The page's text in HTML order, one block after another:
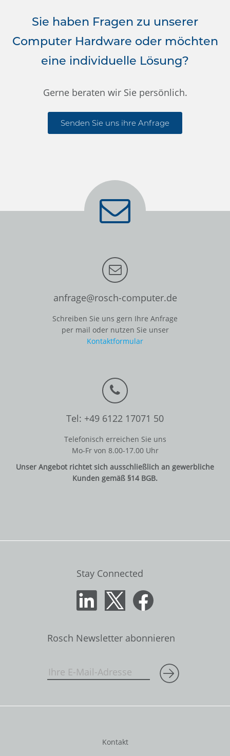
Sie haben Fragen zu unserer
Computer Hardware oder möchten
eine individuelle Lösung?
Gerne beraten wir Sie persönlich.
Senden Sie uns ihre Anfrage
anfrage@rosch-computer.de
Schreiben Sie uns gern Ihre Anfrage
per mail oder nutzen Sie unser
Kontaktformular
Tel: +49 6122 17071 50
Telefonisch erreichen Sie uns
Mo-Fr von 8.00-17.00 Uhr
Unser Angebot richtet sich ausschließlich an gewerbliche
Kunden gemäß §14 BGB.
Stay Connected
Rosch Newsletter abonnieren
Kontakt